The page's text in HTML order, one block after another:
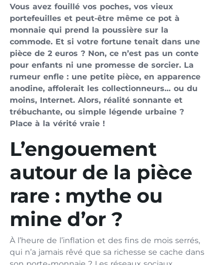
Vous avez fouillé vos poches, vos vieux
portefeuilles et peut-être même ce pot à
monnaie qui prend la poussière sur la
commode. Et si votre fortune tenait dans une
pièce de 2 euros ? Non, ce n’est pas un conte
pour enfants ni une promesse de sorcier. La
rumeur enfle : une petite pièce, en apparence
anodine, affolerait les collectionneurs… ou du
moins, Internet. Alors, réalité sonnante et
trébuchante, ou simple légende urbaine ?
Place à la vérité vraie !
L’engouement
autour de la pièce
rare : mythe ou
mine d’or ?
À l’heure de l’inflation et des fins de mois serrés,
qui n’a jamais rêvé que sa richesse se cache dans